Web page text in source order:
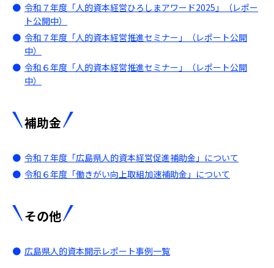
令和７年度「人的資本経営ひろしまアワード2025」（レポー
ト公開中）
令和７年度「人的資本経営推進セミナー」（レポート公開
中）
令和６年度「人的資本経営推進セミナー」（レポート公開
中）
補助金
令和７年度「広島県人的資本経営促進補助金」について
令和６年度「働きがい向上取組加速補助金」について
その他
広島県人的資本開示レポート事例一覧